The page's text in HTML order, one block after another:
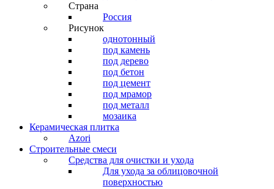
Страна
Россия
Рисунок
однотонный
под камень
под дерево
под бетон
под цемент
под мрамор
под металл
мозаика
Керамическая плитка
Azori
Строительные смеси
Средства для очистки и ухода
Для ухода за облицовочной
поверхностью